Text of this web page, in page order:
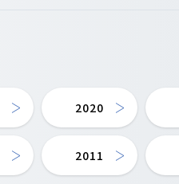
2020
2011